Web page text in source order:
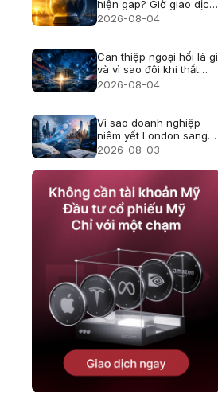
hiện gap? Giờ giao dịch
và thanh khoản
2026-08-04
Can thiệp ngoại hối là gì
và vì sao đôi khi thất
bại?
2026-08-04
Vì sao doanh nghiệp
niêm yết London sang
Mỹ, cổ đông thay đổi
2026-08-03